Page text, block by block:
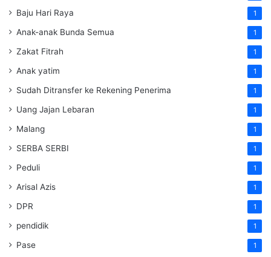
Baju Hari Raya 1
Anak-anak Bunda Semua 1
Zakat Fitrah 1
Anak yatim 1
Sudah Ditransfer ke Rekening Penerima 1
Uang Jajan Lebaran 1
Malang 1
SERBA SERBI 1
Peduli 1
Arisal Azis 1
DPR 1
pendidik 1
Pase 1